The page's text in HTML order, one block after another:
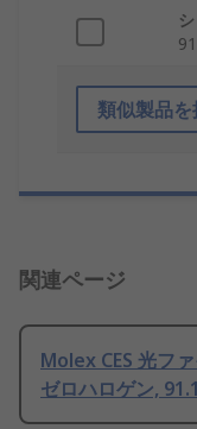
91
類似製品
関連ページ
Molex CES 光フ
ゼロハロゲン,